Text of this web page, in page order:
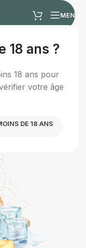
18 ans ?
18 ans pour
votre âge
DE 18 ANS
MENU